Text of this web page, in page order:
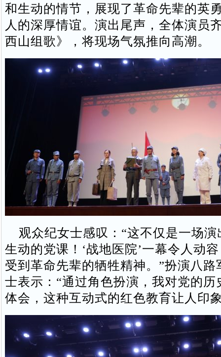
和生动的情节，展现了革命先辈的英
人的深厚情谊。演出尾声，全体演员
西山组歌》，将现场气氛推向高潮。
观众纪女士感叹：“这不仅是一场演
生动的党课！‘战地医院’一幕令人动
受到革命先辈的牺牲精神。”扮演八路
士表示：“通过角色扮演，我对党的历
体会，这种互动式的红色教育让人印